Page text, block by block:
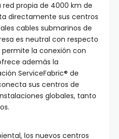
propia de 4000 km de
directamente sus centros
cables submarinos de
es neutral con respecto
permite la conexión con
además la
ServiceFabric® de
sus centros de
globales, tanto
los nuevos centros